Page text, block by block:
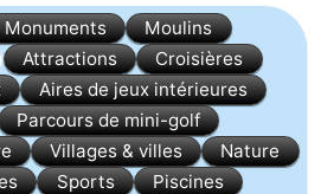
Monuments
Moulins
Attractions
Croisières
Aires de jeux intérieures
Parcours de mini-golf
Villages & villes
Nature
Sports
Piscines